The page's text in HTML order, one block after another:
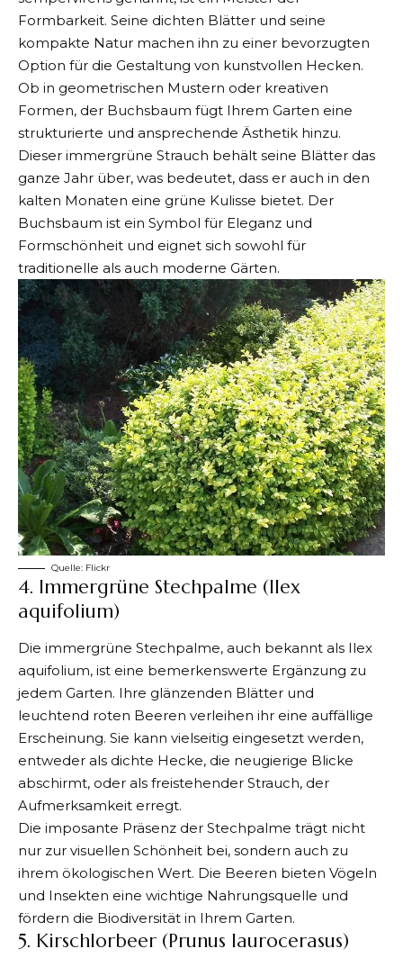
Formbarkeit. Seine dichten Blätter und seine
kompakte Natur machen ihn zu einer bevorzugten
Option für die Gestaltung von kunstvollen Hecken.
Ob in geometrischen Mustern oder kreativen
Formen, der Buchsbaum fügt Ihrem Garten eine
strukturierte und ansprechende Ästhetik hinzu.
Dieser immergrüne Strauch behält seine Blätter das
ganze Jahr über, was bedeutet, dass er auch in den
kalten Monaten eine grüne Kulisse bietet. Der
Buchsbaum ist ein Symbol für Eleganz und
Formschönheit und eignet sich sowohl für
traditionelle als auch moderne Gärten.
Quelle: Flickr
4. Immergrüne Stechpalme (Ilex
aquifolium)
Die immergrüne Stechpalme, auch bekannt als Ilex
aquifolium, ist eine bemerkenswerte Ergänzung zu
jedem Garten. Ihre glänzenden Blätter und
leuchtend roten Beeren verleihen ihr eine auffällige
Erscheinung. Sie kann vielseitig eingesetzt werden,
entweder als dichte Hecke, die neugierige Blicke
abschirmt, oder als freistehender Strauch, der
Aufmerksamkeit erregt.
Die imposante Präsenz der Stechpalme trägt nicht
nur zur visuellen Schönheit bei, sondern auch zu
ihrem ökologischen Wert. Die Beeren bieten Vögeln
und Insekten eine wichtige Nahrungsquelle und
fördern die Biodiversität in Ihrem Garten.
5. Kirschlorbeer (Prunus laurocerasus)